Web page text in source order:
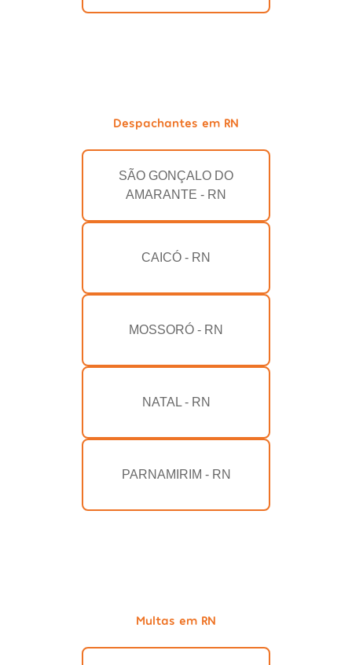
Despachantes em RN
SÃO GONÇALO DO
AMARANTE - RN
CAICÓ - RN
MOSSORÓ - RN
NATAL - RN
PARNAMIRIM - RN
Multas em RN